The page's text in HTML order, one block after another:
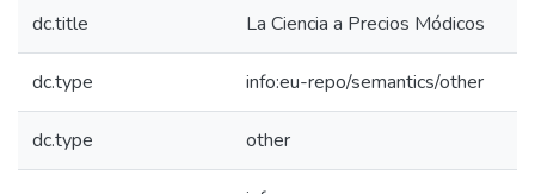
dc.title La Ciencia a Precios Módicos
dc.type info:eu-repo/semantics/other
dc.type other